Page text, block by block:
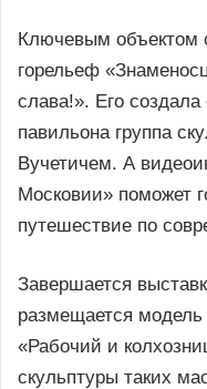
Ключевым объектом
горельеф
слава!». Его создала
павильона группа
Вучетичем. А
Московии» поможет
путешествие по
Завершается
размещается
«Рабочий и
скульптуры таких